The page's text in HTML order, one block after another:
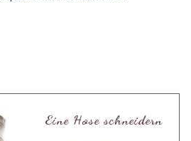
Eine Hose schneidern